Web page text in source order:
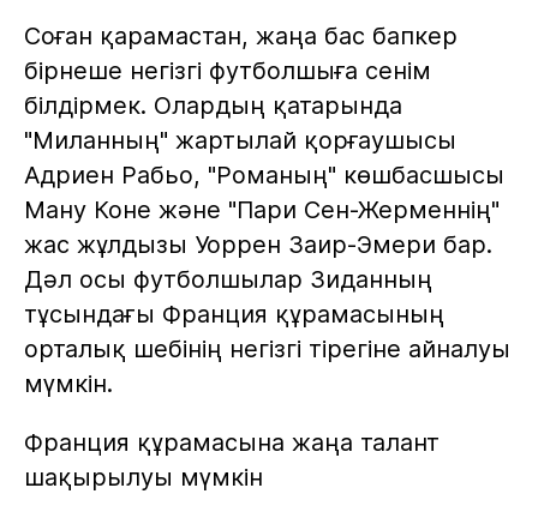
Соған қарамастан, жаңа бас бапкер
бірнеше негізгі футболшыға сенім
білдірмек. Олардың қатарында
"Миланның" жартылай қорғаушысы
Адриен Рабьо, "Романың" көшбасшысы
Ману Коне және "Пари Сен-Жерменнің"
жас жұлдызы Уоррен Заир-Эмери бар.
Дәл осы футболшылар Зиданның
тұсындағы Франция құрамасының
орталық шебінің негізгі тірегіне айналуы
мүмкін.
Франция құрамасына жаңа талант
шақырылуы мүмкін